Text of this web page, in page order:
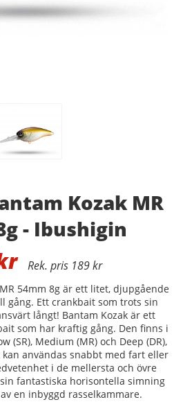
Kozak MR
- Ibushigin
189 kr
54mm 8g är ett litet, djupgående
gång. Ett crankbait som trots sin
långt! Bantam Kozak är ett
som har kraftig gång. Den finns i
(SR), Medium (MR) och Deep (DR),
användas snabbt med fart eller
i de mellersta och övre
fantastiska horisontella simning
en inbyggd rasselkammare.